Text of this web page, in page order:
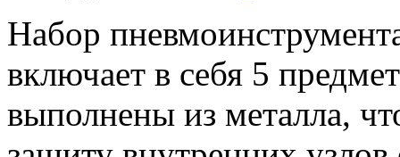
Набор
включает в себя 5
выполнены из металла,